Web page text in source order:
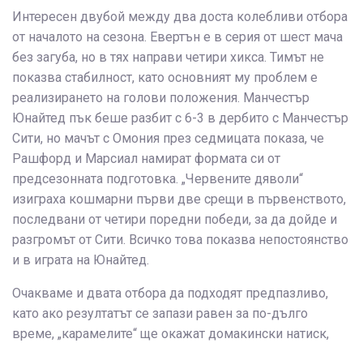
Интересен двубой между два доста колебливи отбора
от началото на сезона. Евертън е в серия от шест мача
без загуба, но в тях направи четири хикса. Тимът не
показва стабилност, като основният му проблем е
реализирането на голови положения. Манчестър
Юнайтед пък беше разбит с 6-3 в дербито с Манчестър
Сити, но мачът с Омония през седмицата показа, че
Рашфорд и Марсиал намират формата си от
предсезонната подготовка. „Червените дяволи“
изиграха кошмарни първи две срещи в първенството,
последвани от четири поредни победи, за да дойде и
разгромът от Сити. Всичко това показва непостоянство
и в играта на Юнайтед.
Очакваме и двата отбора да подходят предпазливо,
като ако резултатът се запази равен за по-дълго
време, „карамелите“ ще окажат домакински натиск,